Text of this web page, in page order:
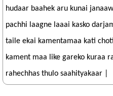
hudaar baahek aru kunai
pachhi laagne laaai kasko
taile ekai kamentamaa kati
kament maa like gareko kuraa
rahechhas thulo saahityakaar |